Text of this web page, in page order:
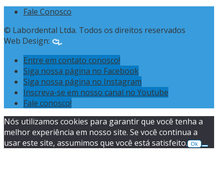
Fale Conosco
© Labordental Ltda. Todos os direitos reservados
Web Design:
Entre em contato conosco!
Siga nossa página no Facebook
Siga nossa página no Instagram
Inscreva-se em nosso canal no Youtube
Fale conosco!
Nós utilizamos cookies para garantir que você tenha a
melhor experiência em nosso site. Se você continua a
usar este site, assumimos que você está satisfeito.
Ok